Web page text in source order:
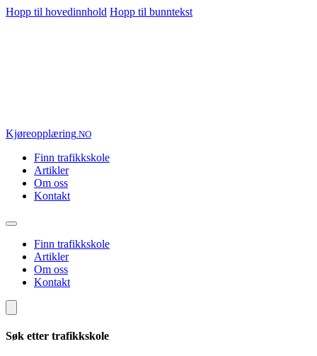
Hopp til hovedinnhold Hopp til bunntekst
Kjøreopplæring.NO
Finn trafikkskole
Artikler
Om oss
Kontakt
Finn trafikkskole
Artikler
Om oss
Kontakt
Søk etter trafikkskole